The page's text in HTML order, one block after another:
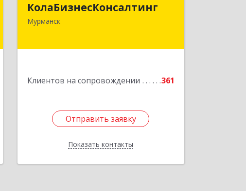
КолаБизнесКонсалтинг
Мурманск
Клиентов на сопровождении 361
Отправить заявку
Показать контакты
Подробнее
Отправить заявку
Назад